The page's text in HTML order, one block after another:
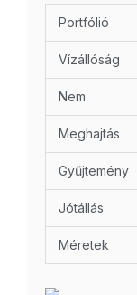
Portfólió
Vízállóság
Nem
Meghajtás
Gyűjtemény
Jótállás
Méretek